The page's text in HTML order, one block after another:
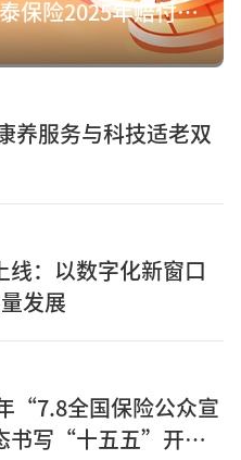
数智赋能+温情服务 信泰保险2025年赔付15.8亿元诠释保险初心
养服务与科技适老双
线：以数字化新窗口
发展
“7.8全国保险公众宣
书写“十五五”开局